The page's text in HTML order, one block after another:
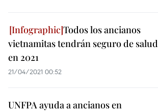
Todos los ancianos
vietnamitas tendrán seguro de salud
en 2021
21/04/2021 00:52
UNFPA ayuda a ancianos en